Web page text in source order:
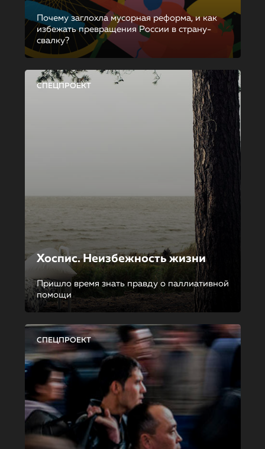
Почему заглохла мусорная реформа, и как
избежать превращения России в страну-
свалку?
СПЕЦПРОЕКТ
Хоспис. Неизбежность жизни
Пришло время знать правду о паллиативной
помощи
СПЕЦПРОЕКТ